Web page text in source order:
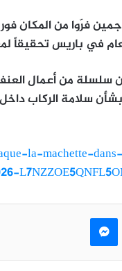
فرّوا من المكان
في باريس تحقيقاً
سلسلة من أعمال
سلامة الركاب
la-machette-
ماسنجر